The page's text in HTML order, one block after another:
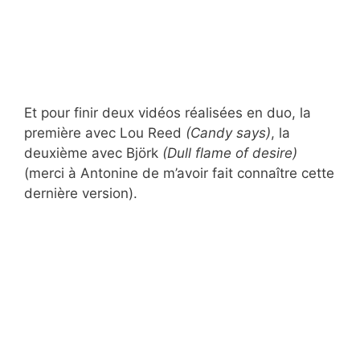
Et pour finir deux vidéos réalisées en duo, la
première avec Lou Reed (Candy says), la
deuxième avec Björk (Dull flame of desire)
(merci à Antonine de m’avoir fait connaître cette
dernière version).